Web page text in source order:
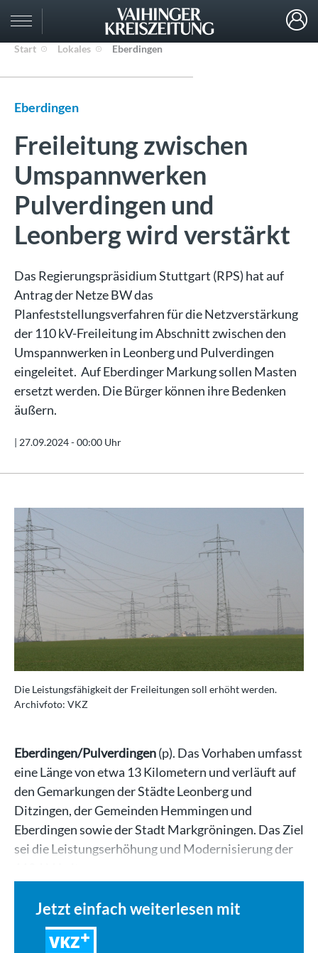
Start Lokales Eberdingen
Eberdingen
Freileitung zwischen
Umspannwerken
Pulverdingen und
Leonberg wird verstärkt
Das Regierungspräsidium Stuttgart (RPS) hat auf
Antrag der Netze BW das
Planfeststellungsverfahren für die Netzverstärkung
der 110 kV-Freileitung im Abschnitt zwischen den
Umspannwerken in Leonberg und Pulverdingen
eingeleitet. Auf Eberdinger Markung sollen Masten
ersetzt werden. Die Bürger können ihre Bedenken
äußern.
| 27.09.2024 - 00:00 Uhr
Die Leistungsfähigkeit der Freileitungen soll erhöht werden.
Archivfoto: VKZ
Eberdingen/Pulverdingen(p). Das Vorhaben umfasst
eine Länge von etwa 13 Kilometern und verläuft auf
den Gemarkungen der Städte Leonberg und
Ditzingen, der Gemeinden Hemmingen und
Eberdingen sowie der Stadt Markgröningen. Das Ziel
sei die Leistungserhöhung und Modernisierung der
Jetzt einfach weiterlesen mit
VKZ